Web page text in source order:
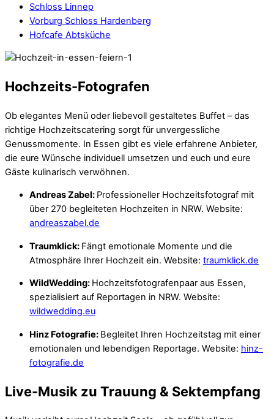
Schloss Linnep
Vorburg Schloss Hardenberg
Hofcafe Abtsküche
Hochzeits-Fotografen
Ob elegantes Menü oder liebevoll gestaltetes Buffet – das
richtige Hochzeitscatering sorgt für unvergessliche
Genussmomente. In Essen gibt es viele erfahrene Anbieter,
die eure Wünsche individuell umsetzen und euch und eure
Gäste kulinarisch verwöhnen.
Andreas Zabel: Professioneller Hochzeitsfotograf mit
über 270 begleiteten Hochzeiten in NRW. Website:
andreaszabel.de
Traumklick: Fängt emotionale Momente und die
Atmosphäre Ihrer Hochzeit ein. Website: traumklick.de
WildWedding: Hochzeitsfotografenpaar aus Essen,
spezialisiert auf Reportagen in NRW. Website:
wildwedding.eu
Hinz Fotografie: Begleitet Ihren Hochzeitstag mit einer
emotionalen und lebendigen Reportage. Website: hinz-
fotografie.de
Live-Musik zu Trauung & Sektempfang